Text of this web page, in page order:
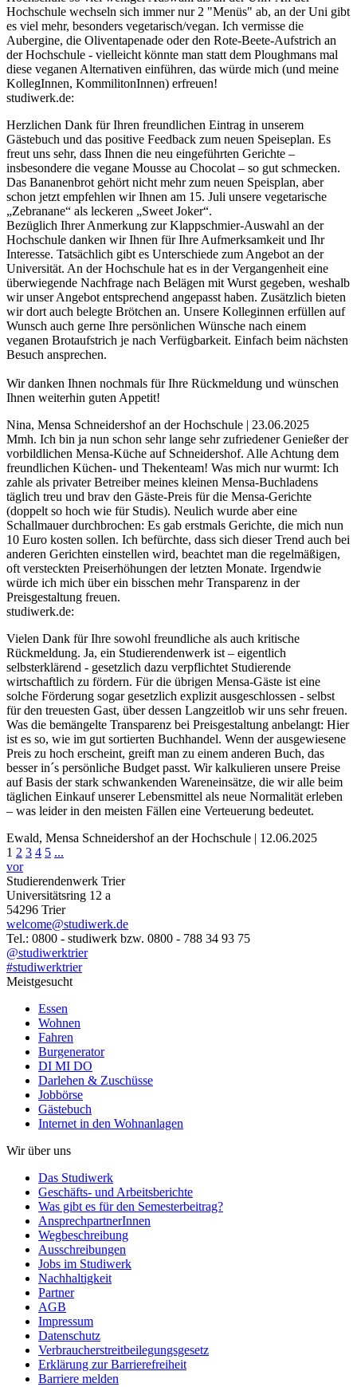
Hochschule wechseln sich immer nur 2 "Menüs" ab, an der Uni gibt
es viel mehr, besonders vegetarisch/vegan. Ich vermisse die
Aubergine, die Oliventapenade oder den Rote-Beete-Aufstrich an
der Hochschule - vielleicht könnte man statt dem Ploughmans mal
diese veganen Alternativen einführen, das würde mich (und meine
KollegInnen, KommilitonInnen) erfreuen!
studiwerk.de:
Herzlichen Dank für Ihren freundlichen Eintrag in unserem
Gästebuch und das positive Feedback zum neuen Speiseplan. Es
freut uns sehr, dass Ihnen die neu eingeführten Gerichte –
insbesondere die vegane Mousse au Chocolat – so gut schmecken.
Das Bananenbrot gehört nicht mehr zum neuen Speisplan, aber
schon jetzt empfehlen wir Ihnen am 15. Juli unsere vegetarische
„Zebranane“ als leckeren „Sweet Joker“.
Bezüglich Ihrer Anmerkung zur Klappschmier-Auswahl an der
Hochschule danken wir Ihnen für Ihre Aufmerksamkeit und Ihr
Interesse. Tatsächlich gibt es Unterschiede zum Angebot an der
Universität. An der Hochschule hat es in der Vergangenheit eine
überwiegende Nachfrage nach Belägen mit Wurst gegeben, weshalb
wir unser Angebot entsprechend angepasst haben. Zusätzlich bieten
wir dort auch belegte Brötchen an. Unsere Kolleginnen erfüllen auf
Wunsch auch gerne Ihre persönlichen Wünsche nach einem
veganen Brotaufstrich je nach Verfügbarkeit. Einfach beim nächsten
Besuch ansprechen.
Wir danken Ihnen nochmals für Ihre Rückmeldung und wünschen
Ihnen weiterhin guten Appetit!
Nina, Mensa Schneidershof an der Hochschule | 23.06.2025
Mmh. Ich bin ja nun schon sehr lange sehr zufriedener Genießer der
vorbildlichen Mensa-Küche auf Schneidershof. Alle Achtung dem
freundlichen Küchen- und Thekenteam! Was mich nur wurmt: Ich
zahle als privater Betreiber meines kleinen Mensa-Buchladens
täglich treu und brav den Gäste-Preis für die Mensa-Gerichte
(doppelt so hoch wie für Studis). Neulich wurde aber eine
Schallmauer durchbrochen: Es gab erstmals Gerichte, die mich nun
10 Euro kosten sollen. Ich befürchte, dass sich dieser Trend auch bei
anderen Gerichten einstellen wird, beachtet man die regelmäßigen,
oft versteckten Preiserhöhungen der letzten Monate. Irgendwie
würde ich mich über ein bisschen mehr Transparenz in der
Preisgestaltung freuen.
studiwerk.de:
Vielen Dank für Ihre sowohl freundliche als auch kritische
Rückmeldung. Ja, ein Studierendenwerk ist – eigentlich
selbsterklärend - gesetzlich dazu verpflichtet Studierende
wirtschaftlich zu fördern. Für die übrigen Mensa-Gäste ist eine
solche Förderung sogar gesetzlich explizit ausgeschlossen - selbst
für den treuesten Gast, über dessen Langzeitlob wir uns sehr freuen.
Was die bemängelte Transparenz bei Preisgestaltung anbelangt: Hier
ist es so, wie im gut sortierten Buchhandel. Wenn der ausgewiesene
Preis zu hoch erscheint, greift man zu einem anderen Buch, das
besser in´s persönliche Budget passt. Wir kalkulieren unsere Preise
auf Basis der stark schwankenden Wareneinsätze, die wir alle beim
täglichen Einkauf unserer Lebensmittel als neue Normalität erleben
– was leider in den meisten Fällen eine Verteuerung bedeutet.
Ewald, Mensa Schneidershof an der Hochschule | 12.06.2025
1 2 3 4 5 ...
vor
Studierendenwerk Trier
Universitätsring 12 a
54296 Trier
welcome@studiwerk.de
Tel.: 0800 - studiwerk bzw. 0800 - 788 34 93 75
@studiwerktrier
#studiwerktrier
Meistgesucht
Essen
Wohnen
Fahren
Burgenerator
DI MI DO
Darlehen & Zuschüsse
Jobbörse
Gästebuch
Internet in den Wohnanlagen
Wir über uns
Das Studiwerk
Geschäfts- und Arbeitsberichte
Was gibt es für den Semesterbeitrag?
AnsprechpartnerInnen
Wegbeschreibung
Ausschreibungen
Jobs im Studiwerk
Nachhaltigkeit
Partner
AGB
Impressum
Datenschutz
Verbraucherstreitbeilegungsgesetz
Erklärung zur Barrierefreiheit
Barriere melden